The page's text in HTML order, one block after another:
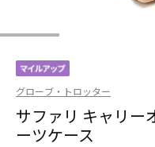
グローブ・トロッター
サファリ キャリー
ーツケース